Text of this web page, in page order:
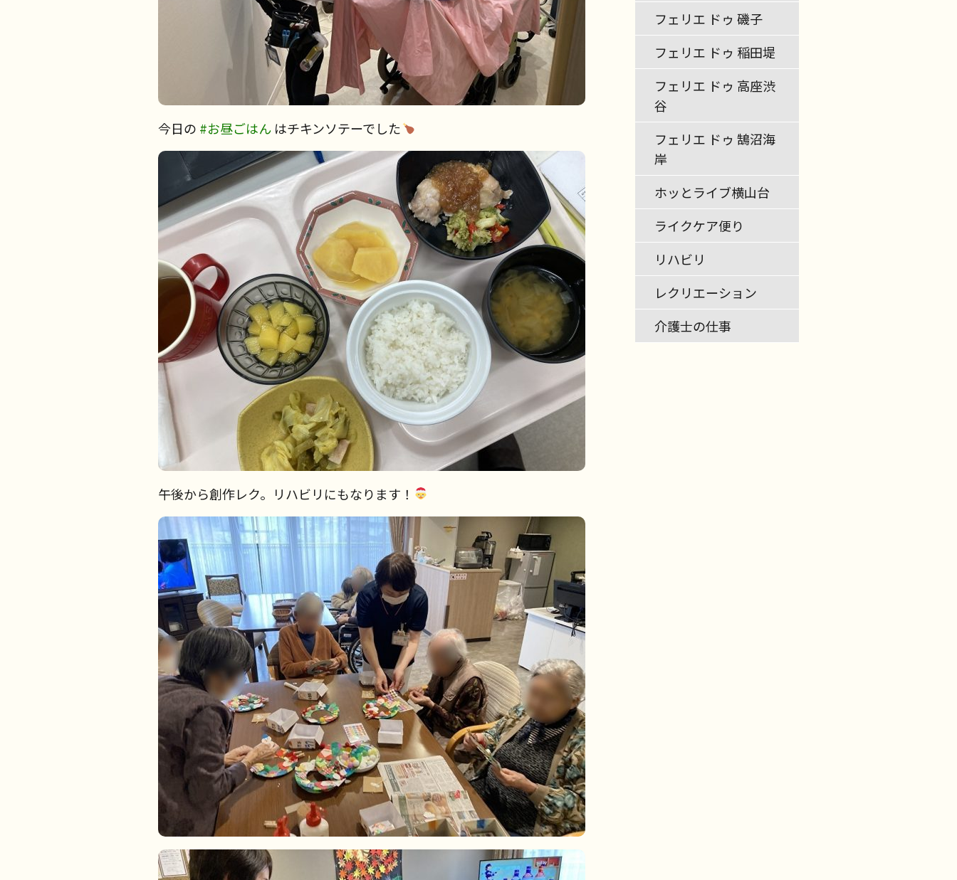
今日の #お昼ごはん はチキンソテーでした
午後から創作レク。リハビリにもなります！
フェリエ ドゥ 磯子
フェリエ ドゥ 稲田堤
フェリエ ドゥ 高座渋
谷
フェリエ ドゥ 鵠沼海
岸
ホッとライブ横山台
ライクケア便り
リハビリ
レクリエーション
介護士の仕事